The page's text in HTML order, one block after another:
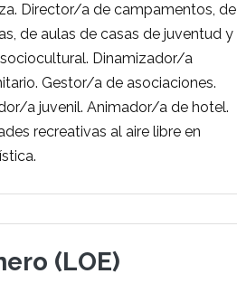
Director/a de campamentos, de
de aulas de casas de juventud y
Dinamizador/a
Gestor/a de asociaciones.
a juvenil. Animador/a de hotel.
recreativas al aire libre en
(LOE)